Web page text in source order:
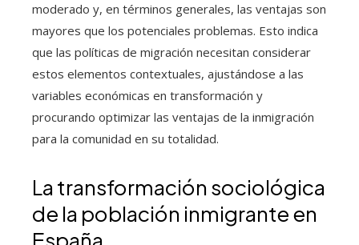
moderado y, en términos generales, las ventajas son
mayores que los potenciales problemas. Esto indica
que las políticas de migración necesitan considerar
estos elementos contextuales, ajustándose a las
variables económicas en transformación y
procurando optimizar las ventajas de la inmigración
para la comunidad en su totalidad.
La transformación sociológica
de la población inmigrante en
España